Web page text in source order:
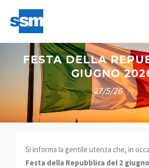
FESTA DELLA
GIUGNO
27/5/26 //
Si informa la gentile utenza che, in
Festa della Repubblica del 2